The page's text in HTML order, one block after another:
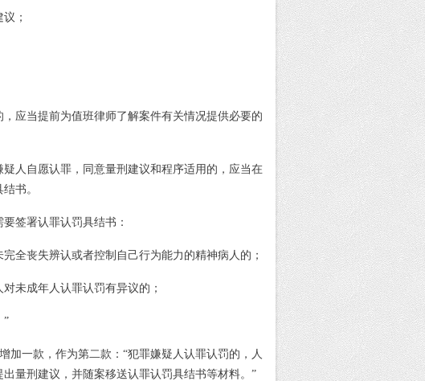
；
应当提前为值班律师了解案件有关情况提供必要的
疑人自愿认罪，同意量刑建议和程序适用的，应当在
书。
签署认罪认罚具结书：
全丧失辨认或者控制自己行为能力的精神病人的；
未成年人认罪认罚有异议的；
”
加一款，作为第二款： “犯罪嫌疑人认罪认罚的，人
量刑建议，并随案移送认罪认罚具结书等材料。”